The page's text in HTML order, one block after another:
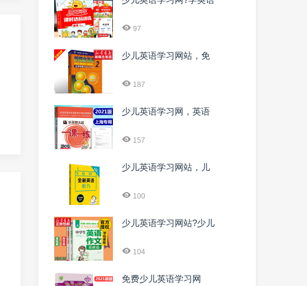
97
少儿英语学习网站，免
187
少儿英语学习网，英语
157
少儿英语学习网站，儿
100
少儿英语学习网站?少儿
104
免费少儿英语学习网